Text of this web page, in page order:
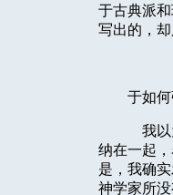
于古典派
写出的，
于如
我
纳在一起
是，我确
神学家所没